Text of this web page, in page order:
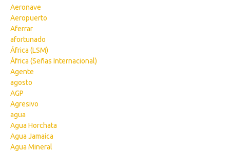
Aeronave
Aeropuerto
Aferrar
afortunado
África (LSM)
África (Señas Internacional)
Agente
agosto
AGP
Agresivo
agua
Agua Horchata
Agua Jamaica
Agua Mineral